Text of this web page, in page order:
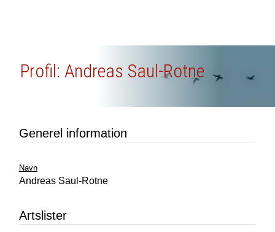
Profil: Andreas Saul-Rotne
Generel information
Navn
Andreas Saul-Rotne
Artslister